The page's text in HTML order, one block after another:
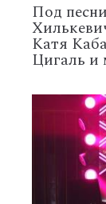
Под
Катя
Цигаль и
'